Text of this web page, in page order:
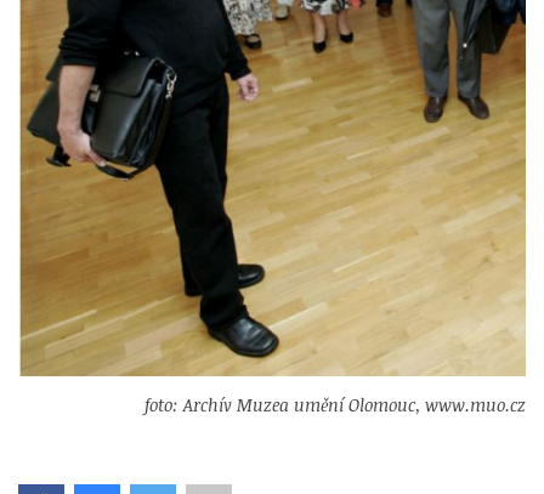
foto: Archív Muzea umění Olomouc, www.muo.cz